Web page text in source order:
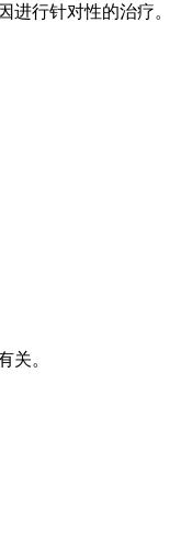
行针对性的治疗。
关。